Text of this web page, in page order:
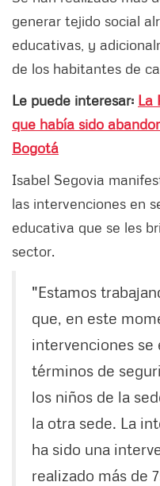
generar tejido social
educativas, y
de los habitantes de
Le puede interesar: La
que había sido
Bogotá
Isabel Segovia
las intervenciones en
educativa que se les
sector.
"Estamos
que, en este
intervenciones se
términos de
los niños de la
la otra sede. La
ha sido una
realizado más de